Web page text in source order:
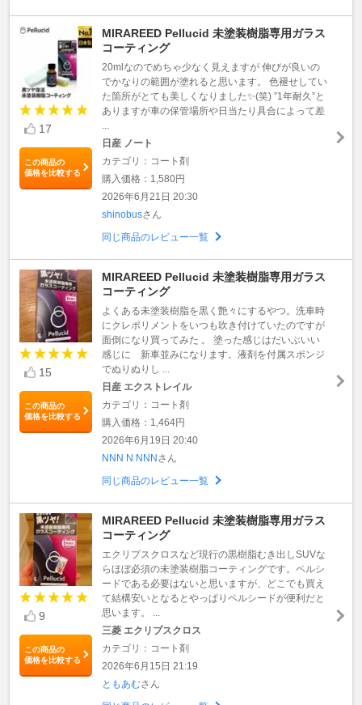
17
この商品の
価格を比較する
MIRAREED Pellucid 未塗装樹脂専用ガラス
コーティング
20mlなのでめちゃ少なく見えますが 伸びが良いの
でかなりの範囲が塗れると思います。 色褪せしてい
た箇所がとても美しくなりました✨(笑) ”1年耐久”と
ありますが車の保管場所や日当たり具合によって差
日産 ノート
カテゴリ：コート剤
購入価格：1,580円
2026年6月21日 20:30
shinobusさん
同じ商品のレビュー一覧
15
この商品の
価格を比較する
MIRAREED Pellucid 未塗装樹脂専用ガラス
コーティング
よくある未塗装樹脂を黒く艶々にするやつ。洗車時
にクレポリメントをいつも吹き付けていたのですが
面倒になり買ってみた 。 塗った感じはだいぶいい
感じに 新車並みになります。液剤を付属スポンジ
でぬりぬりし ...
日産 エクストレイル
カテゴリ：コート剤
購入価格：1,464円
2026年6月19日 20:40
NNN N NNNさん
同じ商品のレビュー一覧
9
この商品の
価格を比較する
MIRAREED Pellucid 未塗装樹脂専用ガラス
コーティング
エクリプスクロスなど現行の黒樹脂むき出しSUVな
らほぼ必須の未塗装樹脂コーティングです。ペルシ
ードである必要はないと思いますが、どこでも買え
て結構安いとなるとやっぱりペルシードが便利だと
思います。 ...
三菱 エクリプスクロス
カテゴリ：コート剤
2026年6月15日 21:19
ともあむさん